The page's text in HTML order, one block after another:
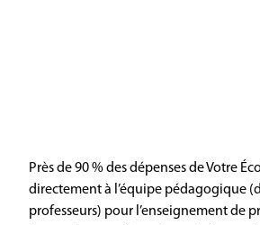
Près de 90 % des dépenses de Votre
directement à l’équipe pédagogique
professeurs) pour l’enseignement de